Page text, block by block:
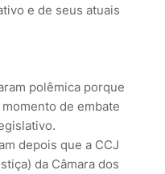
e de seus atuais
polêmica porque
de embate
depois que a CCJ
da Câmara dos